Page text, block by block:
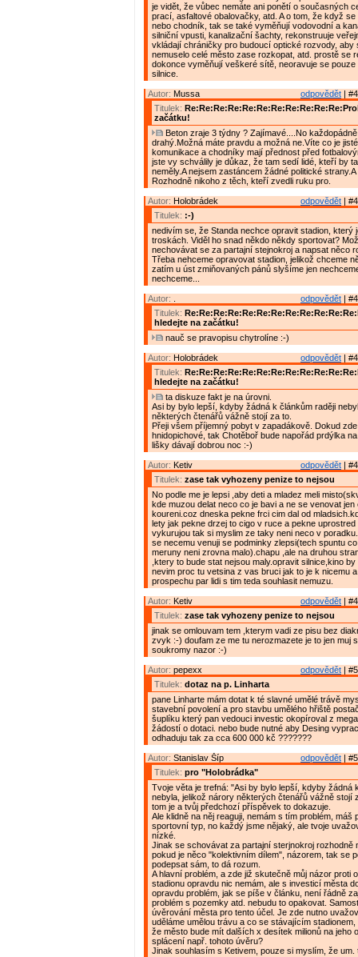
je vidět, že vůbec nemáte ani ponětí o současných
prací, asfaltové obalovačky, atd. A o tom, že když se
nebo chodník, tak se také vyměňují vodovodní a
silniční vpusti, kanalizační šachty, rekonstruuje
vkládají chráničky pro budoucí optické rozvody, aby
nemuselo celé město zase rozkopat, atd. prostě se
dokonce vyměňují veškeré sítě, neoravuje se pouze
silnice.
odpovědět |
Autor: Mussa
Titulek:
začátku!
Beton zraje 3 týdny ? Zajímavé....No
drahý.Možná máte pravdu a možná ne.Víte co je
komunikace a chodníky mají přednost před
jste vy schválily je důkaz, že tam sedí lidé, kteří by
neměly.A nejsem zastáncem žádné politické
Rozhodně nikoho z těch, kteří zvedli ruku pro.
odpovědět |
Autor: Holobrádek
Titulek: :-)
nedivím se, že Standa nechce opravit stadion, který
troskách. Viděl ho snad někdo někdy sportovat?
nechovávat se za partajní stejnokroj a napsat něco
Třeba nehceme opravovat stadion, jelikož chceme
zatím u úst zmiňovaných pánů slyšíme jen
nechceme...
odpovědět |
Autor:
Titulek:
hledejte na začátku!
nauč se pravopisu chytrolíne :-)
odpovědět |
Autor: Holobrádek
Titulek:
hledejte na začátku!
ta diskuze fakt je na úrovni.
Asi by bylo lepší, kdyby žádná k článkům raději
některých čtenářů vážně stojí za to.
Přeji všem příjemný pobyt v zapadákově. Dokud
hnidopichové, tak Chotěboř bude napořád prdýlka
lišky dávají dobrou noc :-)
odpovědět |
Autor: Ketiv
Titulek: zase tak vyhozeny penize to nejsou
No podle me je lepsi ,aby deti a mladez meli
kde muzou delat neco co je bavi a ne se venovat jen
koureni.coz dneska pekne frci cim dal od
lety jak pekne drzej to cigo v ruce a pekne uprostred
vykurujou tak si myslim ze taky neni neco v
se necemu venuji se podminky zlepsi(tech spuntu
meruny neni zrovna malo).chapu ,ale na druhou
,ktery to bude stat nejsou maly.opravit silnice,kino
nevim proc tu vetsina z vas bruci jak to je k nicemu
prospechu par lidi s tim teda souhlasit nemuzu.
odpovědět |
Autor: Ketiv
Titulek: zase tak vyhozeny penize to nejsou
jinak se omlouvam tem ,kterym vadi ze pisu bez
zvyk :-) doufam ze me tu nerozmazete je to jen muj
soukromy nazor :-)
odpovědět |
Autor: pepexx
Titulek: dotaz na p. Linharta
pane Linharte mám dotat k té slavné umělé trávě
stavební povolení a pro stavbu umělého hřiště
šuplíku který pan vedouci investic okopíroval z
žádostí o dotaci. nebo bude nutné aby Desing
odhaduju tak za cca 600 000 kč ???????
odpovědět |
Autor: Stanislav Šíp
Titulek: pro "Holobrádka"
Tvoje věta je trefná: "Asi by bylo lepší, kdyby žádná
nebyla, jelikož nárory některých čtenářů vážně stojí
tom je a tvůj předchozí příspěvek to dokazuje.
Ale klidně na něj reaguji, nemám s tím problém, máš
sportovní typ, no každý jsme nějaký, ale tvoje
nízké.
Jinak se schovávat za partajní sterjnokroj rozhodně
pokud je něco "kolektivním dílem", názorem, tak se
podepsat sám, to dá rozum.
A hlavní problém, a zde již skutečně můj názor proti
stadionu opravdu nic nemám, ale s investicí města
opravdu problém, jak se píše v článku, není řádně
problém s pozemky atd. nebudu to opakovat.
úvěrování města pro tento účel. Je zde nutno
uděláme umělou trávu a co se stávajícím
že město bude mít dalších x desítek milionů na jeho
splácení např. tohoto úvěru?
Jinak souhlasím s Ketivem, pouze si myslím, že